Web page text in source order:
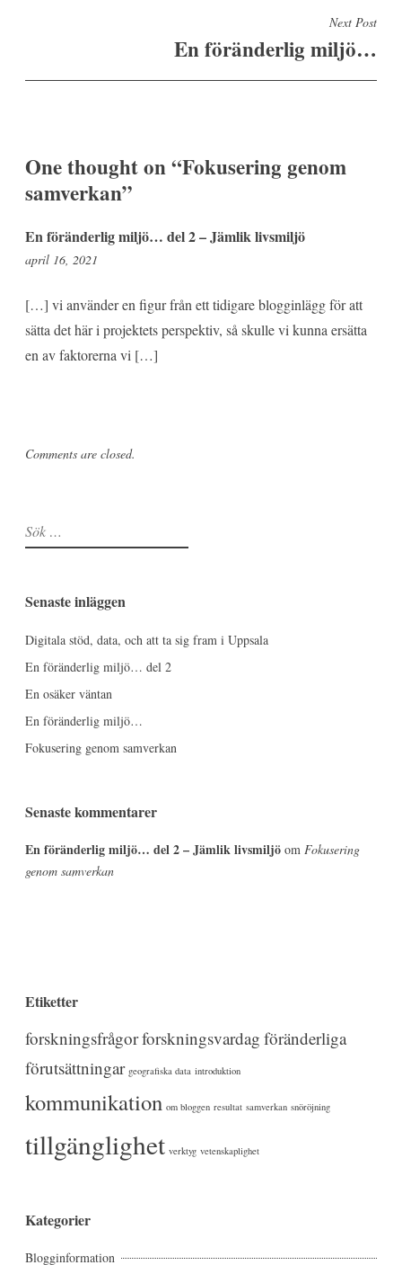
Next Post
En föränderlig miljö…
One thought on “Fokusering genom
samverkan”
En föränderlig miljö… del 2 – Jämlik livsmiljö
april 16, 2021
m
[…] vi använder en figur från ett tidigare blogginlägg för att
sätta det här i projektets perspektiv, så skulle vi kunna ersätta
en av faktorerna vi […]
Comments are closed.
Sök
efter:
Senaste inläggen
Digitala stöd, data, och att ta sig fram i Uppsala
En föränderlig miljö… del 2
En osäker väntan
En föränderlig miljö…
Fokusering genom samverkan
Senaste kommentarer
En föränderlig miljö… del 2 – Jämlik livsmiljö om Fokusering
genom samverkan
Etiketter
forskningsfrågorforskningsvardag föränderliga
förutsättningar geografiska data introduktion
kommunikation om bloggen resultat samverkan snöröjning
tillgänglighet verktyg vetenskaplighet
Kategorier
Blogginformation